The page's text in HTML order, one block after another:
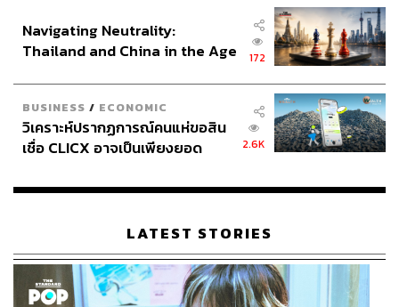
Navigating Neutrality:
Thailand and China in the Age
172
BUSINESS / ECONOMIC
วิเคราะห์ปรากฏการณ์คนแห่ขอสิน
เชื่อ CLICX อาจเป็นเพียงยอด
เรือนไทยที่ถูกซุกไว้
2.6K
LATEST STORIES